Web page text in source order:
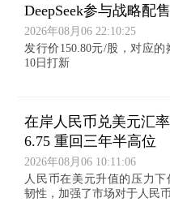
DeepSeek参与战略配售
2026年08月06 22:10:25
发行价150.80元/股，对应的
10日打新
在岸人民币兑美元汇
6.75 重回三年半高位
2026年08月06 10:11:06
人民币在美元升值的压力
韧性，加强了市场对于人民